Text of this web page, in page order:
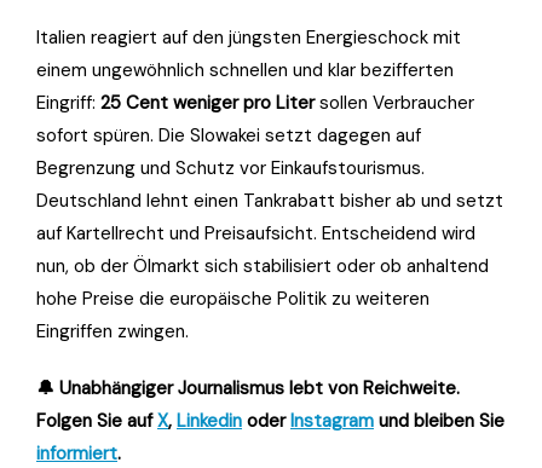
Italien reagiert auf den jüngsten Energieschock mit
einem ungewöhnlich schnellen und klar bezifferten
Eingriff: 25 Cent weniger pro Litersollen Verbraucher
sofort spüren. Die Slowakei setzt dagegen auf
Begrenzung und Schutz vor Einkaufstourismus.
Deutschland lehnt einen Tankrabatt bisher ab und setzt
auf Kartellrecht und Preisaufsicht. Entscheidend wird
nun, ob der Ölmarkt sich stabilisiert oder ob anhaltend
hohe Preise die europäische Politik zu weiteren
Eingriffen zwingen.
🔔 Unabhängiger Journalismus lebt von Reichweite.
Folgen Sie aufX, Linkedin oderInstagram und bleiben Sie
informiert.